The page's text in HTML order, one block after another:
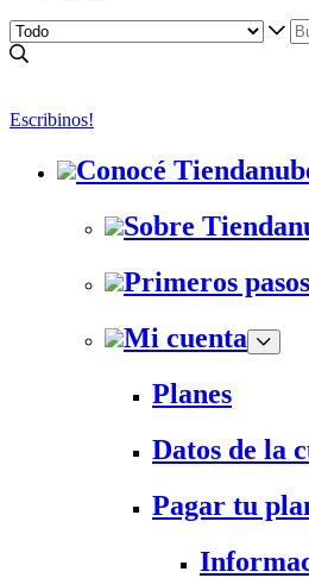
Escribinos!
Conocé
Sobre
Primeros pasos
Mi cuenta
Planes
Datos de la
Pagar tu